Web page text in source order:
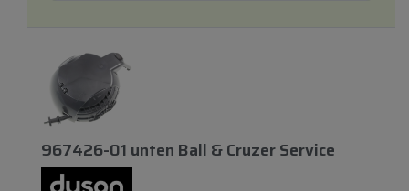
967426-01 unten Ball & Cruzer Service